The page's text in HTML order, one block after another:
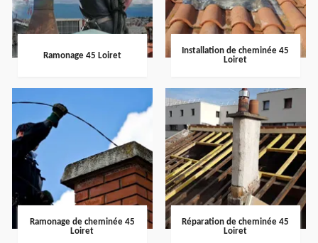
Ramonage 45 Loiret
Installation de cheminée 45
Loiret
Ramonage de cheminée 45
Loiret
Réparation de cheminée 45
Loiret